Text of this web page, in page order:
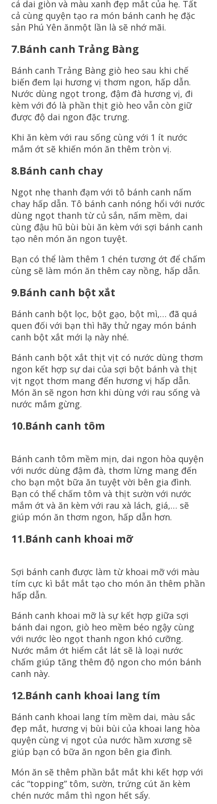
cá dai giòn và màu xanh đẹp mắt của hẹ. Tất
cả cùng quyện tạo ra món bánh canh hẹ đặc
sản Phú Yên ănmột lần là sẽ nhớ mãi.
7.Bánh canh Trảng Bàng
Bánh canh Trảng Bàng giò heo sau khi chế
biến đem lại hương vị thơm ngon, hấp dẫn.
Nước dùng ngọt trong, đậm đà hương vị, đi
kèm với đó là phần thịt giò heo vẫn còn giữ
được độ dai ngon đặc trưng.
Khi ăn kèm với rau sống cùng với 1 ít nước
mắm ớt sẽ khiến món ăn thêm tròn vị.
8.Bánh canh chay
Ngọt nhẹ thanh đạm với tô bánh canh nấm
chay hấp dẫn. Tô bánh canh nóng hổi với nước
dùng ngọt thanh từ củ sắn, nấm mềm, dai
cùng đậu hũ bùi bùi ăn kèm với sợi bánh canh
tạo nên món ăn ngon tuyệt.
Bạn có thể làm thêm 1 chén tương ớt để chấm
cùng sẽ làm món ăn thêm cay nồng, hấp dẫn.
9.Bánh canh bột xắt
Bánh canh bột lọc, bột gạo, bột mì,… đã quá
quen đối với bạn thì hãy thử ngay món bánh
canh bột xắt mới lạ này nhé.
Bánh canh bột xắt thịt vịt có nước dùng thơm
ngon kết hợp sự dai của sợi bột bánh và thịt
vịt ngọt thơm mang đến hương vị hấp dẫn.
Món ăn sẽ ngon hơn khi dùng với rau sống và
nước mắm gừng.
10.Bánh canh tôm
Bánh canh tôm mềm mịn, dai ngon hòa quyện
với nước dùng đậm đà, thơm lừng mang đến
cho bạn một bữa ăn tuyệt vời bên gia đình.
Bạn có thể chấm tôm và thịt sườn với nước
mắm ớt và ăn kèm với rau xà lách, giá,… sẽ
giúp món ăn thơm ngon, hấp dẫn hơn.
11.Bánh canh khoai mỡ
Sợi bánh canh được làm từ khoai mỡ với màu
tím cực kì bắt mắt tạo cho món ăn thêm phần
hấp dẫn.
Bánh canh khoai mỡ là sự kết hợp giữa sợi
bánh dai ngon, giò heo mềm béo ngậy cùng
với nước lèo ngọt thanh ngon khó cưỡng.
Nước mắm ớt hiểm cắt lát sẽ là loại nước
chấm giúp tăng thêm độ ngon cho món bánh
canh này.
12.Bánh canh khoai lang tím
Bánh canh khoai lang tím mềm dai, màu sắc
đẹp mắt, hương vị bùi bùi của khoai lang hòa
quyện cùng vị ngọt của nước hầm xương sẽ
giúp bạn có bữa ăn ngon bên gia đình.
Món ăn sẽ thêm phần bắt mắt khi kết hợp với
các “topping” tôm, sườn, trứng cút ăn kèm
chén nước mắm thì ngon hết sẩy.